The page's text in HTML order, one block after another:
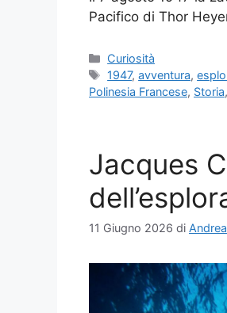
Pacifico di Thor
Categorie
Curiosità
Tag
1947,avventura,
Polinesia Francese, Storia,
Jacques
11 Giugno 2026 di